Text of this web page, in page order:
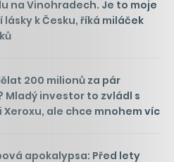
na Vinohradech. Je to moje
lásky k Česku, říká miláček
200 milionů za pár
Mladý investor to zvládl s
Xeroxu, ale chce mnohem víc
apokalypsa: Před lety